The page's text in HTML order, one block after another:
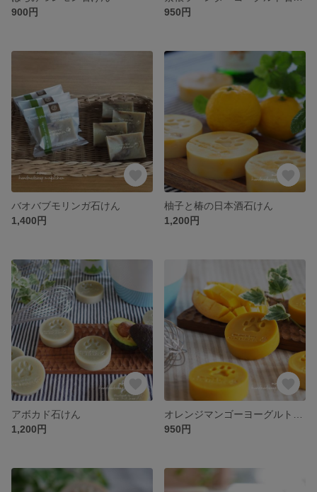
900円
950円
バオバブモリンガ石けん
1,400円
柚子と椿の日本酒石けん
1,200円
アボカド石けん
1,200円
950円